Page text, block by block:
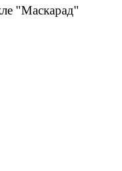
"Маскарад"